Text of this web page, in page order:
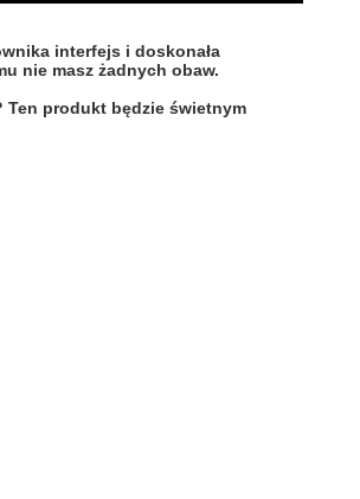
interfejs i doskonała
nie masz żadnych obaw.
Ten produkt będzie świetnym